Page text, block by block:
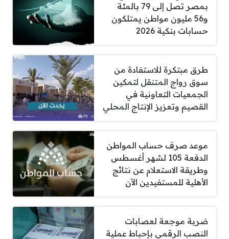
بمصر تصل إلى 79 بالمئة
و56 مليون مواطن يمتلكون
حسابات بنكية 2026
طرق مبتكرة للاستفادة من
سوق رواج المتنقل لتمكين
الجمعيات التعاونية في
القصيم وتعزيز الإنتاج المحلي
موعد صرف حساب المواطن
الدفعة 105 لشهر أغسطس
وطريقة الاستعلام عن نتائج
الأهلية للمستفيدين الآن
ضربة موجعة لعصابات
النصب الرقمي بإحباط عملية